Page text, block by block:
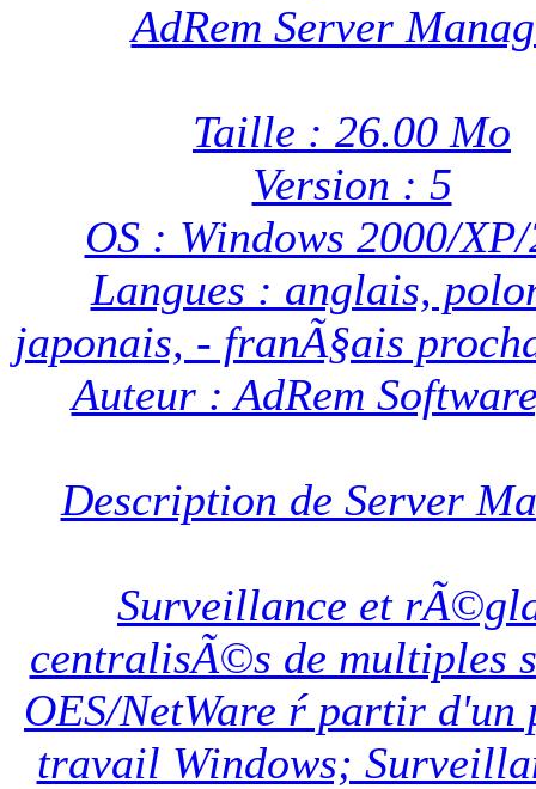
AdRem Server
Taille : 26.00 Mo
Version : 5
OS : Windows 2000/
Langues : anglais,
japonais, - franÃ§ais
Auteur : AdRem
Description de Server
Surveillance et
centralisÃ©s de multiples
OES/NetWare ŕ partir d'un
travail Windows;